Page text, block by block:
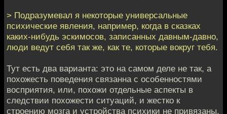
> Подразумевал я некоторые универсальные
психические явления, например, когда в сказках
каких-нибудь эскимосов, записанных давным-давно,
люди ведут себя так же, как те, которые вокруг тебя.
Тут есть два варианта: это на самом деле не так, а
похожесть поведения связанна с особенностями
восприятия, или, похожи отдельные аспекты в
следствии похожести ситуаций, и жестко к
строению мозга и устройства психики не привязаны.